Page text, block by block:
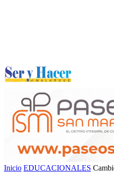
Inicio EDUCACIONALES